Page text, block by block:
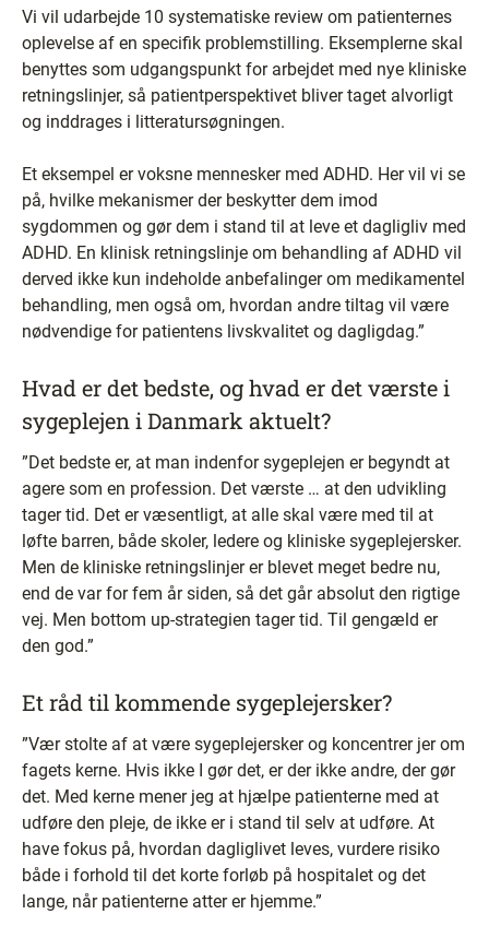
Vi vil udarbejde 10 systematiske review om patienternes
oplevelse af en specifik problemstilling. Eksemplerne skal
benyttes som udgangspunkt for arbejdet med nye kliniske
retningslinjer, så patientperspektivet bliver taget alvorligt
og inddrages i litteratursøgningen.
Et eksempel er voksne mennesker med ADHD. Her vil vi se
på, hvilke mekanismer der beskytter dem imod
sygdommen og gør dem i stand til at leve et dagligliv med
ADHD. En klinisk retningslinje om behandling af ADHD vil
derved ikke kun indeholde anbefalinger om medikamentel
behandling, men også om, hvordan andre tiltag vil være
nødvendige for patientens livskvalitet og dagligdag.”
Hvad er det bedste, og hvad er det værste i
sygeplejen i Danmark aktuelt?
”Det bedste er, at man indenfor sygeplejen er begyndt at
agere som en profession. Det værste … at den udvikling
tager tid. Det er væsentligt, at alle skal være med til at
løfte barren, både skoler, ledere og kliniske sygeplejersker.
Men de kliniske retningslinjer er blevet meget bedre nu,
end de var for fem år siden, så det går absolut den rigtige
vej. Men bottom up-strategien tager tid. Til gengæld er
den god.”
Et råd til kommende sygeplejersker?
”Vær stolte af at være sygeplejersker og koncentrer jer om
fagets kerne. Hvis ikke I gør det, er der ikke andre, der gør
det. Med kerne mener jeg at hjælpe patienterne med at
udføre den pleje, de ikke er i stand til selv at udføre. At
have fokus på, hvordan dagliglivet leves, vurdere risiko
både i forhold til det korte forløb på hospitalet og det
lange, når patienterne atter er hjemme.”